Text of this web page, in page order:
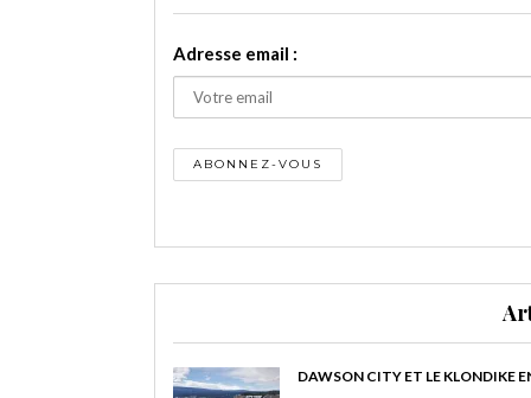
Adresse email :
DAWSON CITY ET LE KLONDIKE